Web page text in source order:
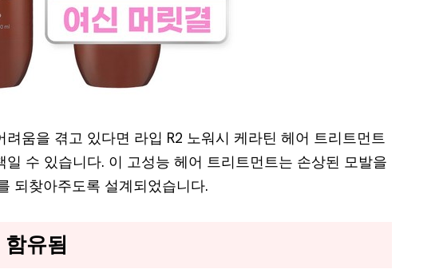
려움을 겪고 있다면 라입 R2 노워시 케라틴 헤어 트리트먼트
일 수 있습니다. 이 고성능 헤어 트리트먼트는 손상된 모발을
되찾아주도록 설계되었습니다.
유됨